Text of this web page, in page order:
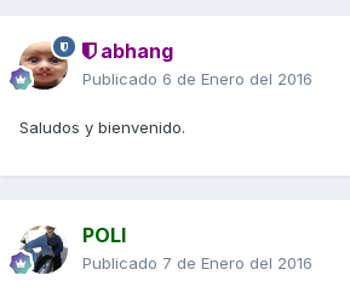
abhang
Publicado 6 de Enero del 2016
Saludos y bienvenido.
POLI
Publicado 7 de Enero del 2016